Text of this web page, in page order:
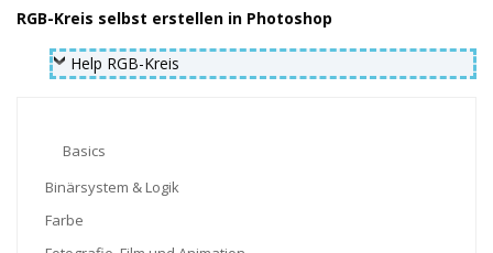
RGB-Kreis selbst erstellen in Photoshop
Help RGB-Kreis
Basics
Binärsystem & Logik
Farbe